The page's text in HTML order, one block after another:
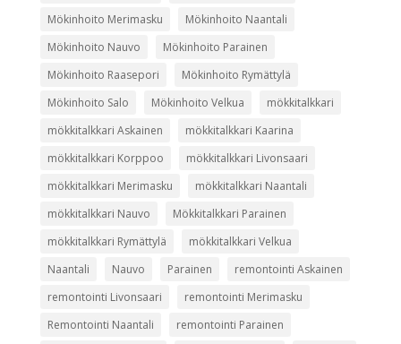
Mökinhoito Merimasku
Mökinhoito Naantali
Mökinhoito Nauvo
Mökinhoito Parainen
Mökinhoito Raasepori
Mökinhoito Rymättylä
Mökinhoito Salo
Mökinhoito Velkua
mökkitalkkari
mökkitalkkari Askainen
mökkitalkkari Kaarina
mökkitalkkari Korppoo
mökkitalkkari Livonsaari
mökkitalkkari Merimasku
mökkitalkkari Naantali
mökkitalkkari Nauvo
Mökkitalkkari Parainen
mökkitalkkari Rymättylä
mökkitalkkari Velkua
Naantali
Nauvo Parainen
remontointi Askainen
remontointi Livonsaari
remontointi Merimasku
Remontointi Naantali
remontointi Parainen